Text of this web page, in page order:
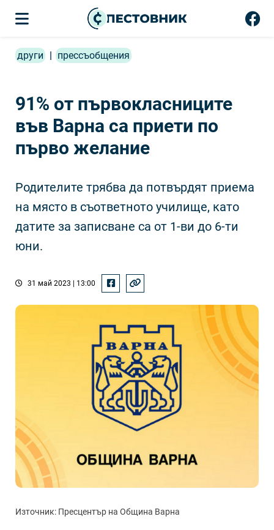
други | прессъобщения
91% от първокласниците
във Варна са приети по
първо желание
Родителите трябва да потвърдят приема
на място в съответното училище, като
датите за записване са от 1-ви до 6-ти
юни.
31 май 2023 | 13:00
Източник: Пресцентър на Община Варна